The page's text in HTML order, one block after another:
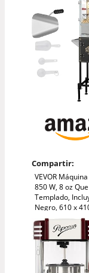
Compartir:
VEVOR
850 W, 8 oz
Templado,
Negro, 610 x